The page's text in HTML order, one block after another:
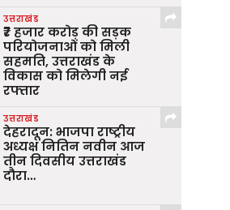
उत्तराखंड
₹7 हजार करोड़ की सड़क
परियोजनाओं को मिली
सहमति, उत्तराखंड के
विकास को मिलेगी नई
रफ्तार
उत्तराखंड
देहरादून: भाजपा राष्ट्रीय
अध्यक्ष नितिन नवीन आज
तीन दिवसीय उत्तराखंड
दौरा…